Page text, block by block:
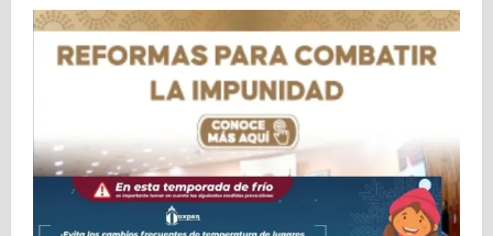
para
cada
persona
vulnerable,
propósito
CEDHV